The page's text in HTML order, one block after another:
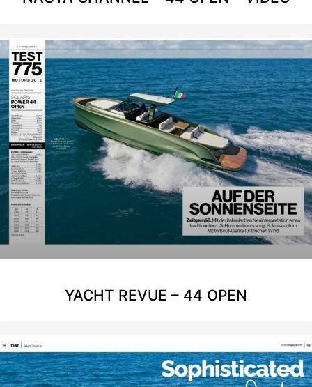
YACHT REVUE – 44 OPEN